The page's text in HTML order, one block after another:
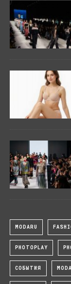
MODARU
PHOTOPLAY
СОБЫТИЯ MODA